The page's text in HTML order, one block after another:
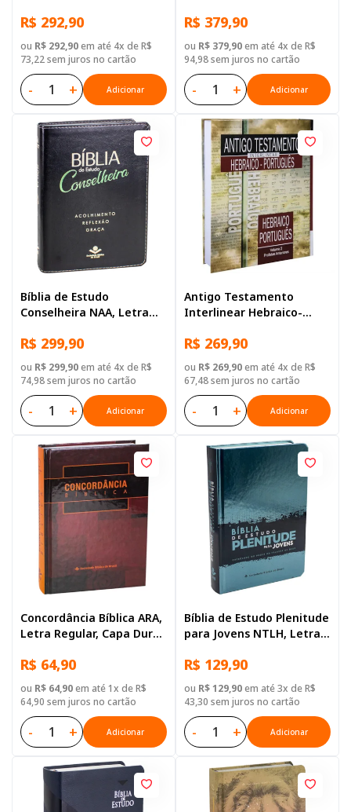
R$ 292,90
ou R$ 292,90em até 4x de R$
73,22 sem juros no cartão
- + Adicionar
Couro Sintético Azul
Tulipa
R$ 379,90
ou R$ 379,90em até 4x de R$
94,98 sem juros no cartão
- + Adicionar
Bíblia de Estudo
Conselheira NAA, Letra
Couro Sintético Preta
R$ 299,90
ou R$ 299,90em até 4x de R$
74,98 sem juros no cartão
- + Adicionar
Antigo Testamento
Interlinear Hebraico-
R$ 269,90
ou R$ 269,90em até 4x de R$
67,48 sem juros no cartão
- + Adicionar
Concordância Bíblica ARA,
Letra Regular, Capa Dura
R$ 64,90
ou R$ 64,90em até 1x de R$
64,90 sem juros no cartão
- + Adicionar
Bíblia de Estudo Plenitude
para Jovens NTLH, Letra
Dura Azul
R$ 129,90
ou R$ 129,90em até 3x de R$
43,30 sem juros no cartão
- + Adicionar